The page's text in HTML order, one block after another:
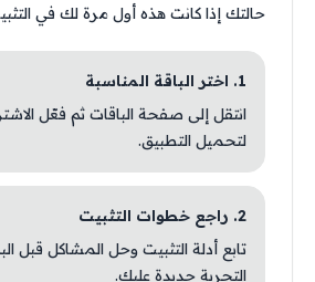
حالتك إذا كانت هذه أول مرة لك في
1. اختر الباقة المناسبة
انتقل إلى صفحة الباقات ثم فعّل
لتحميل التطبيق.
2. راجع خطوات التثبيت
تابع أدلة التثبيت وحل المشاكل قبل
التجربة جديدة عليك.